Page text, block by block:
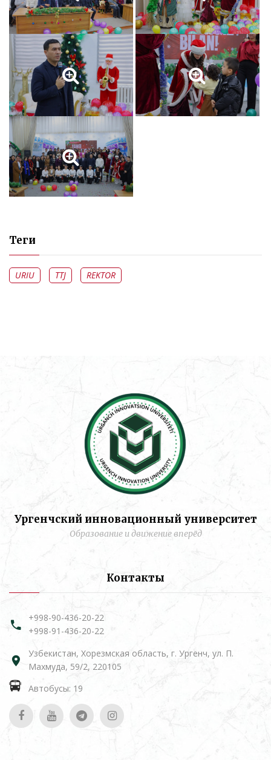
Теги
URIU TTJ REKTOR
Ургенчский инновационный университет
Образование и движение вперёд
Контакты
+998-90-436-20-22
+998-91-436-20-22
Узбекистан, Хорезмская область, г. Ургенч, ул. П.
Махмуда, 59/2, 220105
Автобусы: 19